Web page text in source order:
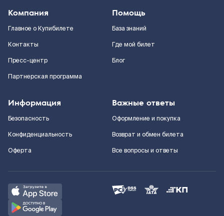
Компания
Главное о Купибилете
Контакты
Пресс-центр
Партнерская программа
Помощь
База знаний
Где мой билет
Блог
Информация
Безопасность
Конфиденциальность
Оферта
Важные ответы
Оформление и покупка
Возврат и обмен билета
Все вопросы и ответы